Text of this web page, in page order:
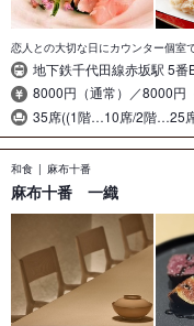
恋人との大切な日にカウンター個室
地下鉄千代田線赤坂駅 5番
8000円（通常）／8000
35席((1階…10席/2階…25
和食 麻布十番
麻布十番 一織